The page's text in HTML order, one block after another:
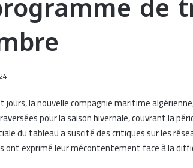
jours, la nouvelle compagnie maritime
pour la saison hivernale, couvrant la
du tableau a suscité des critiques sur les
ont exprimé leur mécontentement face à la